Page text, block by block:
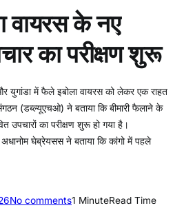
वायरस के नए
का परीक्षण शुरू
युगांडा में फैले इबोला वायरस को लेकर एक राहत
(डब्ल्यूएचओ) ने बताया कि बीमारी फैलाने के
उपचारों का परीक्षण शुरू हो गया है।
घेब्रेयसस ने बताया कि कांगो में पहले
No commentso1 MinuteRead Time